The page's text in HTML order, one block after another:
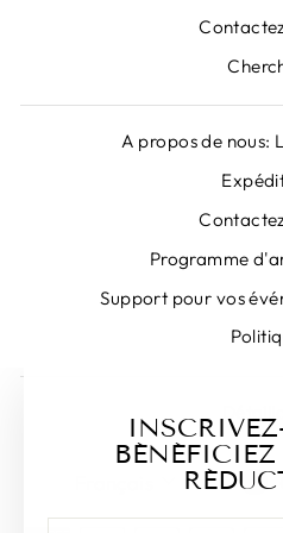
BÉNÉFICIEZ
A propos de nous:
Programme
Support pour vos
LANGUE